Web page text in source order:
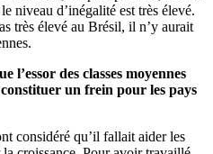
niveau d’inégalité est très élevé.
très élevé au Brésil, il n’y aurait
l’essor des classes moyennes
un frein pour les pays
considéré qu’il fallait aider les